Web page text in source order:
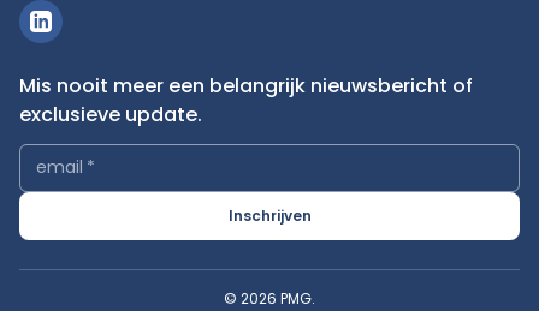
Mis nooit meer een belangrijk nieuwsbericht of
exclusieve update.
email *
Inschrijven
© 2026 PMG.